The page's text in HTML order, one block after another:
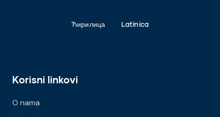
Ћирилица Latinica
Korisni linkovi
O nama